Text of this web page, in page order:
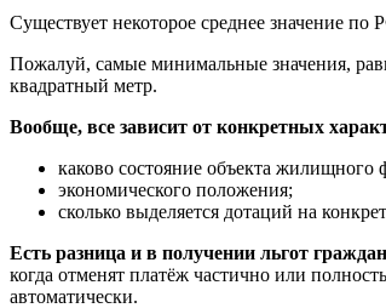
Существует некоторое среднее значение
Пожалуй, самые минимальные значения,
квадратный метр.
Вообще, все зависит от конкретных
каково состояние объекта жилищного
экономического положения;
сколько выделяется дотаций на
Есть разница и в получении льгот
когда отменят платёж частично или
автоматически.